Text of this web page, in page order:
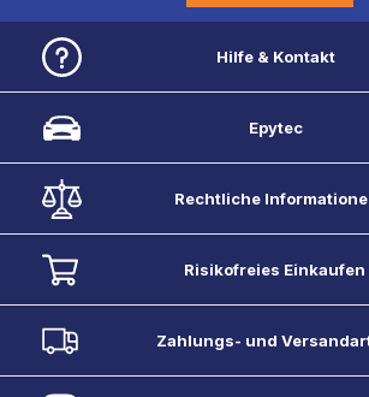
Hilfe & Kontakt
Epytec
Rechtliche
Risikofreies Einkaufen
Zahlungs- und